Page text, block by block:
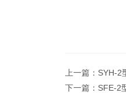
上一篇： SYH-2
下一篇： SFE-2